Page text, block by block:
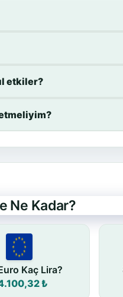
etkiler?
Ne Kadar?
Kaç Lira?
₺